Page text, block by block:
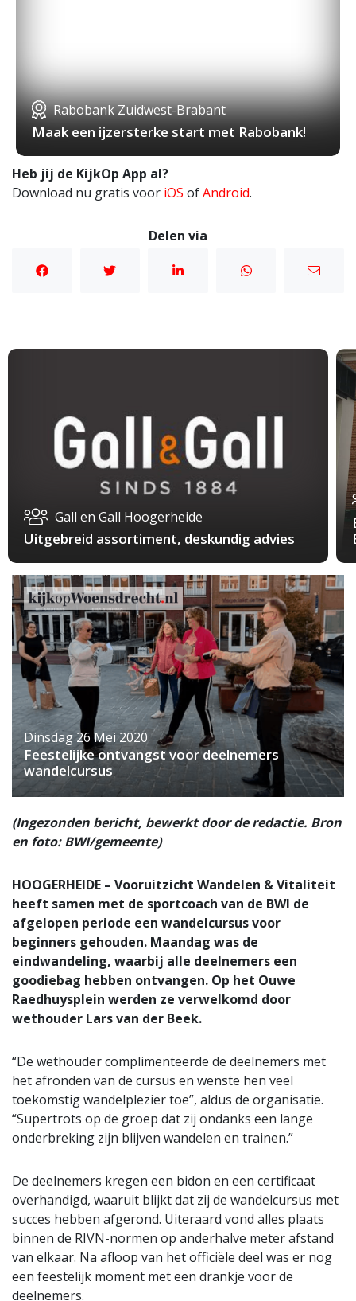
Rabobank Zuidwest-Brabant
Maak een ijzersterke start met Rabobank!
Heb jij de KijkOp App al?
Download nu gratis voor iOS ofAndroid.
Delen via
Gall en Gall Hoogerheide
Uitgebreid assortiment, deskundig advies
Dinsdag 26 Mei 2020
Feestelijke ontvangst voor deelnemers
wandelcursus
(Ingezonden bericht, bewerkt door de redactie. Bron
en foto: BWI/gemeente)
HOOGERHEIDE – Vooruitzicht Wandelen & Vitaliteit
heeft samen met de sportcoach van de BWI de
afgelopen periode een wandelcursus voor
beginners gehouden. Maandag was de
eindwandeling, waarbij alle deelnemers een
goodiebag hebben ontvangen. Op het Ouwe
Raedhuysplein werden ze verwelkomd door
wethouder Lars van der Beek.
“De wethouder complimenteerde de deelnemers met
het afronden van de cursus en wenste hen veel
toekomstig wandelplezier toe”, aldus de organisatie.
“Supertrots op de groep dat zij ondanks een lange
onderbreking zijn blijven wandelen en trainen.”
De deelnemers kregen een bidon en een certificaat
overhandigd, waaruit blijkt dat zij de wandelcursus met
succes hebben afgerond. Uiteraard vond alles plaats
binnen de RIVN-normen op anderhalve meter afstand
van elkaar. Na afloop van het officiële deel was er nog
een feestelijk moment met een drankje voor de
deelnemers.